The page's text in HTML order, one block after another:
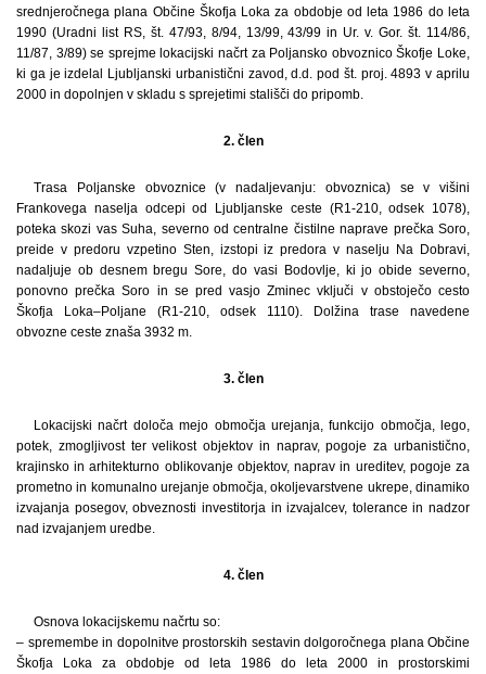
srednjeročnega plana Občine Škofja Loka za obdobje od leta 1986 do leta
1990 (Uradni list RS, št. 47/93, 8/94, 13/99, 43/99 in Ur. v. Gor. št. 114/86,
11/87, 3/89) se sprejme lokacijski načrt za Poljansko obvoznico Škofje Loke,
ki ga je izdelal Ljubljanski urbanistični zavod, d.d. pod št. proj. 4893 v aprilu
2000 in dopolnjen v skladu s sprejetimi stališči do pripomb.
2. člen
Trasa Poljanske obvoznice (v nadaljevanju: obvoznica) se v višini
Frankovega naselja odcepi od Ljubljanske ceste (R1-210, odsek 1078),
poteka skozi vas Suha, severno od centralne čistilne naprave prečka Soro,
preide v predoru vzpetino Sten, izstopi iz predora v naselju Na Dobravi,
nadaljuje ob desnem bregu Sore, do vasi Bodovlje, ki jo obide severno,
ponovno prečka Soro in se pred vasjo Zminec vključi v obstoječo cesto
Škofja Loka–Poljane (R1-210, odsek 1110). Dolžina trase navedene
obvozne ceste znaša 3932 m.
3. člen
Lokacijski načrt določa mejo območja urejanja, funkcijo območja, lego,
potek, zmogljivost ter velikost objektov in naprav, pogoje za urbanistično,
krajinsko in arhitekturno oblikovanje objektov, naprav in ureditev, pogoje za
prometno in komunalno urejanje območja, okoljevarstvene ukrepe, dinamiko
izvajanja posegov, obveznosti investitorja in izvajalcev, tolerance in nadzor
nad izvajanjem uredbe.
4. člen
Osnova lokacijskemu načrtu so:
– spremembe in dopolnitve prostorskih sestavin dolgoročnega plana Občine
Škofja Loka za obdobje od leta 1986 do leta 2000 in prostorskimi